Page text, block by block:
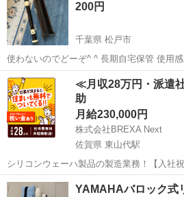
200円
千葉県 松戸市
使わないのでどーぞ^ ^ 長期
千葉 松戸市 管楽器、笛、ハーモ
ソプラノリコーダー
≪月収28万円・派遣
助
月給230,000円
株式会社BREXA Next
佐賀県 東山代駅
シリコンウェーハ製品の製造業務！【入社
やカップルとの応募OK◎年間休日129日＆
実♪業務はクリーンルームで快適作業◎自社
佐賀 伊万里市 その他
YAMAHAバロック式